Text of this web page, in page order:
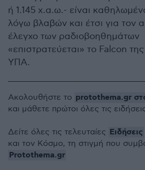
ή 1.145 χ.α.ω.- είναι
λόγω βλαβών και έτσι για τον
έλεγχο των ραδιοβοηθημάτων
«επιστρατεύεται» το Falcon
ΥΠΑ.
Ακολουθήστε το protothema.gr
και μάθετε πρώτοι όλες τις
Δείτε όλες τις τελευταίες Ειδήσεις
και τον Κόσμο, τη στιγμή που
Protothema.gr